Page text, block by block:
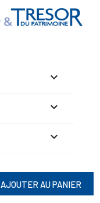
AJOUTER AU PANIER


